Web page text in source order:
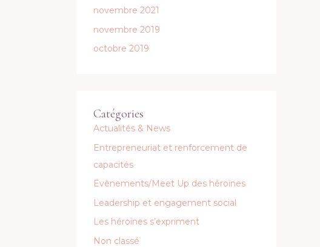
novembre 2021
novembre 2019
octobre 2019
Catégories
Actualités & News
Entrepreneuriat et renforcement de
capacités
Evènements/Meet Up des héroïnes
Leadership et engagement social
Les héroïnes s’expriment
Non classé